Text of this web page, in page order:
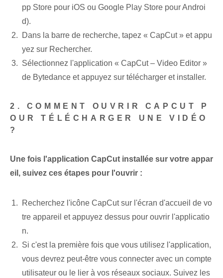
pp Store pour iOS ou Google Play Store pour Androi
d).
Dans la barre de recherche, tapez « CapCut » et appu
yez sur Rechercher.
Sélectionnez l'application « CapCut – Video Editor »
de ‍Bytedance et appuyez sur télécharger et installer.
2. COMMENT OUVRIR CAPCUT P
OUR TÉLÉCHARGER UNE VIDÉO
?
Une fois l'application CapCut installée sur votre appar
eil, suivez ces étapes pour l'ouvrir :
Recherchez l'icône CapCut sur l'écran d'accueil de vo
tre appareil et appuyez dessus pour ouvrir l'applicatio
n.
Si c'est la première fois que vous utilisez l'application,
vous devrez peut-être vous connecter avec un compte
utilisateur ou le lier à vos réseaux sociaux. Suivez⁤ les